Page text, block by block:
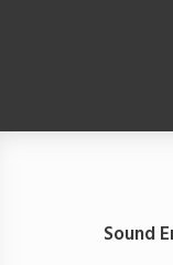
Sound